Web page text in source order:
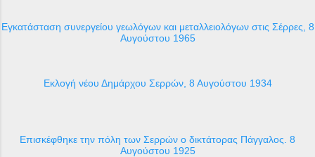
Εγκατάσταση συνεργείου γεωλόγων και μεταλλειολόγων στις Σέρρες, 8
Αυγούστου 1965
Εκλογή νέου Δημάρχου Σερρών, 8 Αυγούστου 1934
Επισκέφθηκε την πόλη των Σερρών ο δικτάτορας Πάγγαλος. 8
Αυγούστου 1925